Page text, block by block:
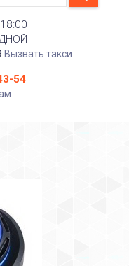
Вызвать такси
54